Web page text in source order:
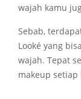
wajah kamu
Sebab,
Looké yang
wajah. Tepat
makeup setiap